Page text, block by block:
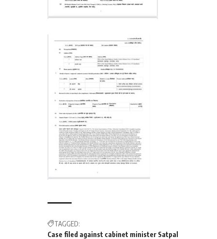
TAGGED:
Case filed against cabinet minister Satpal